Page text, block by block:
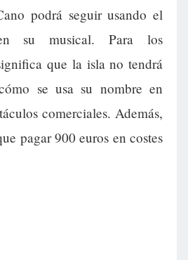
podrá seguir usando el
su musical. Para los
que la isla no tendrá
se usa su nombre en
comerciales. Además,
pagar 900 euros en costes